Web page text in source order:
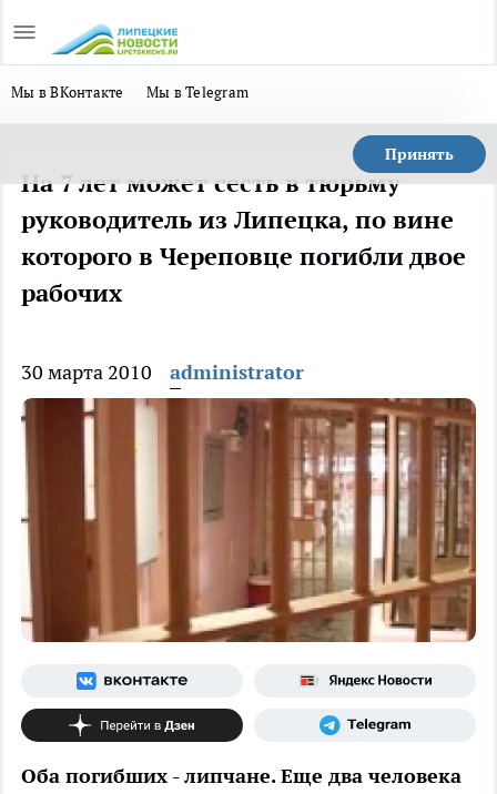
Мы в ВКонтакте Мы в Telegram
Принять
На 7 лет может сесть в тюрьму
руководитель из Липецка, по вине
которого в Череповце погибли двое
рабочих
30 марта 2010 administrator
Оба погибших - липчане. Еще два человека